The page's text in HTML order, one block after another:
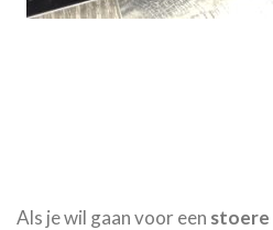
Als je wil gaan voor een stoere